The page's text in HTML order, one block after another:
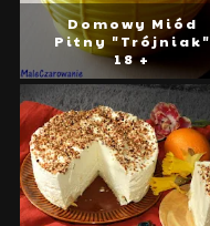
Domowy Miód
Pitny "Trójniak"
18 +